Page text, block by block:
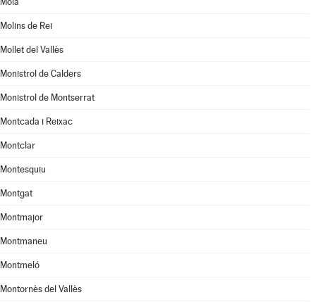
Molins de Rei
Mollet del Vallès
Monistrol de Calders
Monistrol de Montserrat
Montcada i Reixac
Montclar
Montesquiu
Montgat
Montmajor
Montmaneu
Montmeló
Montornès del Vallès